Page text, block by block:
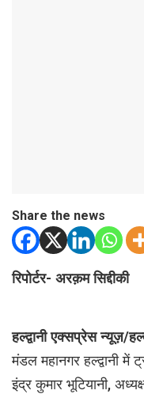
Share the news
रिपोर्टर- अरक़म सिद्दीकी
हल्द्वानी एक्सप्रेस न्यूज़/
मंडल महानगर हल्द्वानी में
इंद्र कुमार भूटियानी,